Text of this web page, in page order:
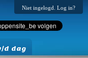
Niet ingelogd. Log in?
d dag